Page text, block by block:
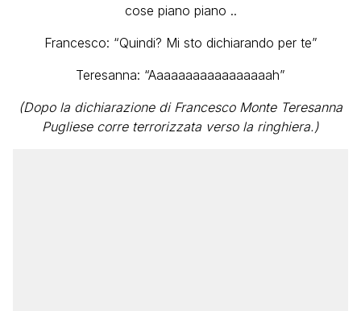
cose piano piano ..
Francesco: “Quindi? Mi sto dichiarando per te”
Teresanna: “Aaaaaaaaaaaaaaaaah”
(Dopo la dichiarazione di Francesco Monte Teresanna
Pugliese corre terrorizzata verso la ringhiera.)